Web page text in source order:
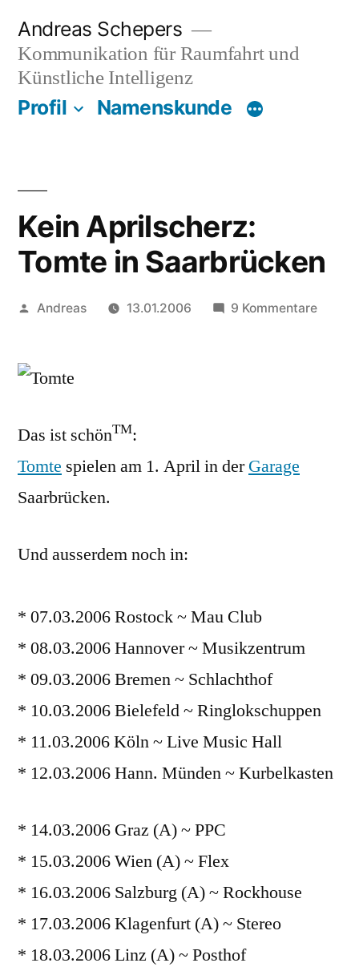
Inhalt
springen
Andreas Schepers
Kommunikation für Raumfahrt und
Künstliche Intelligenz
Profil Namenskunde
Kein Aprilscherz:
Tomte in Saarbrücken
Veröffentlicht
Andreas 13.01.2006 9 Kommentarezu
Das ist schönTM:
Tomte spielen am 1. April in derGarage
Saarbrücken.
Und ausserdem noch in:
* 07.03.2006 Rostock ~ Mau Club
* 08.03.2006 Hannover ~ Musikzentrum
* 09.03.2006 Bremen ~ Schlachthof
* 10.03.2006 Bielefeld ~ Ringlokschuppen
* 11.03.2006 Köln ~ Live Music Hall
* 12.03.2006 Hann. Münden ~ Kurbelkasten
* 14.03.2006 Graz (A) ~ PPC
* 15.03.2006 Wien (A) ~ Flex
* 16.03.2006 Salzburg (A) ~ Rockhouse
* 17.03.2006 Klagenfurt (A) ~ Stereo
* 18.03.2006 Linz (A) ~ Posthof